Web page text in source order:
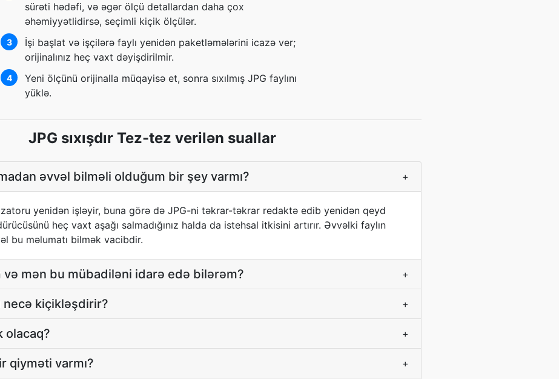
sürəti hədəfi, və əgər ölçü detallardan daha çox
əhəmiyyətlidirsə, seçimli kiçik ölçülər.
3
İşi başlat və işçilərə faylı yenidən paketləmələrini icazə ver;
orijinalınız heç vaxt dəyişdirilmir.
4
Yeni ölçünü orijinalla müqayisə et, sonra sıxılmış JPG faylını
yüklə.
JPG sıxışdır Tez-tez verilən suallar
əvvəl bilməli olduğum bir şey varmı? +
yenidən işləyir, buna görə də JPG-ni təkrar-təkrar redaktə edib yenidən qeyd
heç vaxt aşağı salmadığınız halda da istehsal itkisini artırır. Əvvəlki faylın
bu məlumatı bilmək vacibdir.
və mən bu mübadiləni idarə edə bilərəm? +
necə kiçikləşdirir? +
olacaq? +
qiyməti varmı? +